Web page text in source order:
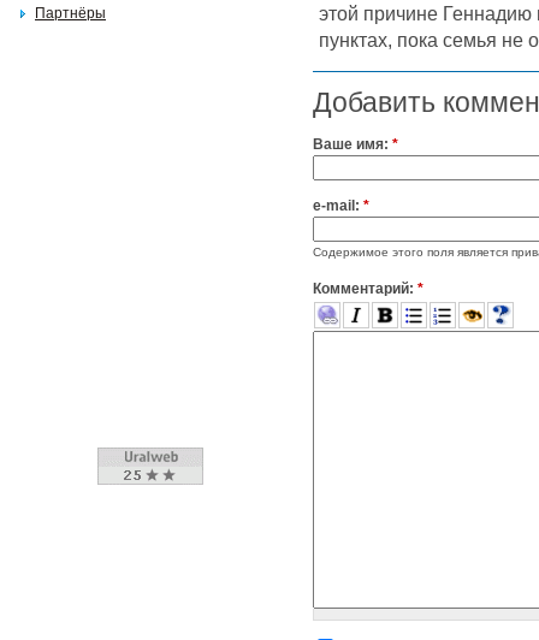
этой причине Геннадию
пунктах, пока семья
Добавить
Ваше имя: *
e-mail: *
Содержимое этого поля является
Комментарий: *
Партнёры